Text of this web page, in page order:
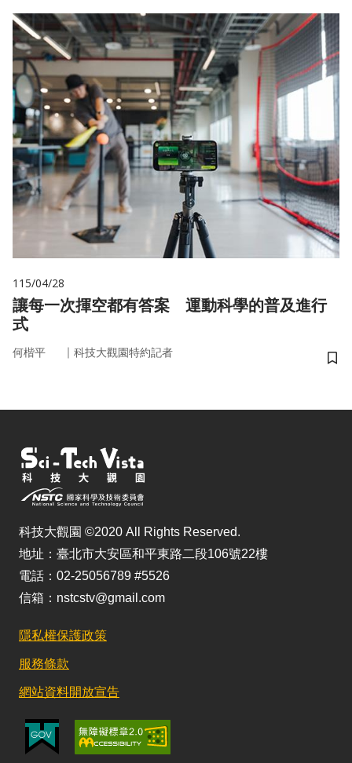
115/04/28
讓每一次揮空都有答案 運動科學的普及進行
式
何楷平 ｜ 科技大觀園特約記者
儲
科技大觀園 ©2020 All Rights Reserved.
地址：臺北市大安區和平東路二段106號22樓
電話：02-25056789 #5526
信箱：nstcstv@gmail.com
隱私權保護政策
服務條款
網站資料開放宣告